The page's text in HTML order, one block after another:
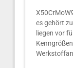
es gehört
liegen vor